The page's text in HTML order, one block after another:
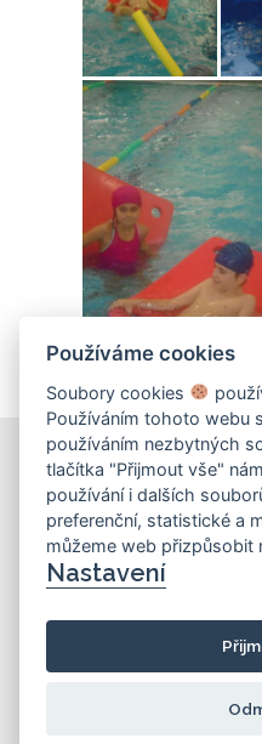
Používáme cookies
Soubory cookies
Používáním tohoto webu
používáním nezbytných
tlačítka "Přijmout vše"
používání i dalších
preferenční, statistické a
můžeme web přizpůsobit
Nastavení